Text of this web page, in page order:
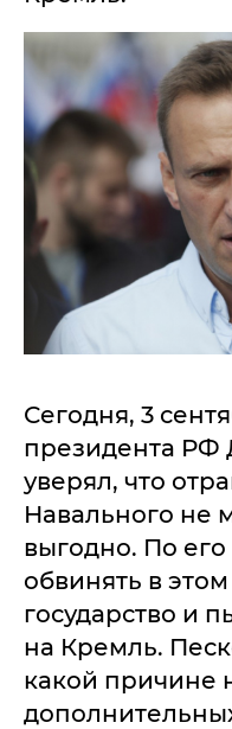
Сегодня, 3
президента РФ
уверял, что
Навального не
выгодно. По его
обвинять в
государство и
на Кремль.
какой причине